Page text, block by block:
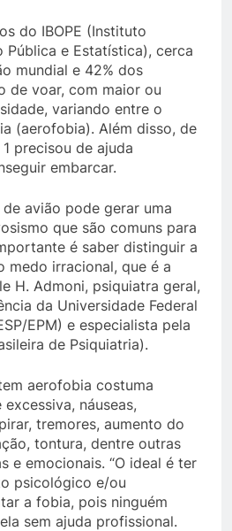
do IBOPE (Instituto
Pública e Estatística), cerca
mundial e 42% dos
de voar, com maior ou
variando entre o
(aerofobia). Além disso, de
precisou de ajuda
embarcar.
avião pode gerar uma
que são comuns para
é saber distinguir a
medo irracional, que é a
H. Admoni, psiquiatra geral,
da Universidade Federal
EPM) e especialista pela
de Psiquiatria).
aerofobia costuma
náuseas,
tremores, aumento do
tontura, dentre outras
e emocionais. “O ideal é ter
psicológico e/ou
a fobia, pois ninguém
sem ajuda profissional.